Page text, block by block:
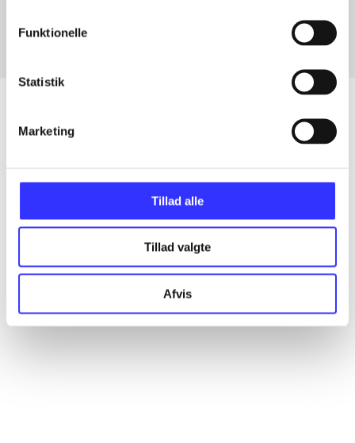
Funktionelle
Statistik
Marketing
Tillad alle
Tillad valgte
Afvis
...
...
...